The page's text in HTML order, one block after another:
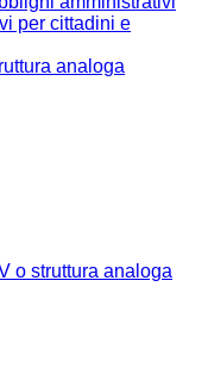
per cittadini e
analoga
o struttura analoga